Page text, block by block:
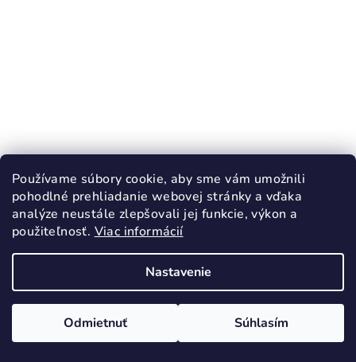
Používame súbory cookie, aby sme vám umožnili
pohodlné prehliadanie webovej stránky a vďaka
analýze neustále zlepšovali jej funkcie, výkon a
použiteľnosť. Viac informácií
Nastavenie
Odmietnuť Súhlasím
D.D.STEP 077 sandále chlapčenské Royal
Blue Barefoot
od25,25 €
Skladom